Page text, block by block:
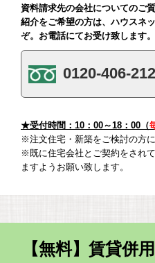
資料請求先の会社についてのご
紹介をご希望の方は、ハウスネ
ぞ。お電話にてお受け致します。
0120-406-212
★受付時間：10：00～18：00（
※注文住宅・新築をご検討の方
※既に住宅会社とご契約をされ
ますようお願い致します。
【無料】賃貸併